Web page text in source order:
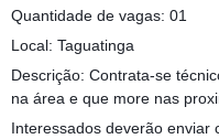
Quantidade de vagas: 01
Local: Taguatinga
Descrição: Contrata-se
na área e que more nas
Interessados deverão enviar